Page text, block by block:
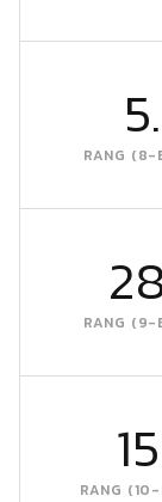
5.
RANG (8-
RANG (9-
RANG